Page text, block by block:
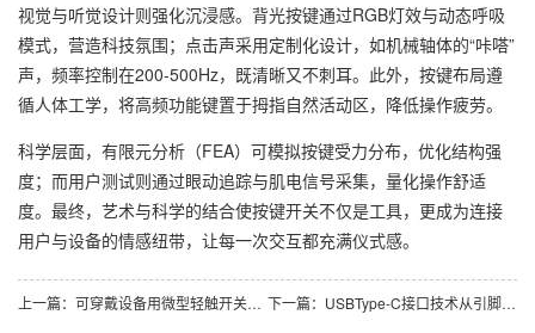
视觉与听觉设计则强化沉浸感。背光按键通过RGB灯效与动态呼吸
模式，营造科技氛围；点击声采用定制化设计，如机械轴体的“咔嗒”
声，频率控制在200-500Hz，既清晰又不刺耳。此外，按键布局遵
循人体工学，将高频功能键置于拇指自然活动区，降低操作疲劳。
科学层面，有限元分析（FEA）可模拟按键受力分布，优化结构强
度；而用户测试则通过眼动追踪与肌电信号采集，量化操作舒适
度。最终，艺术与科学的结合使按键开关不仅是工具，更成为连接
用户与设备的情感纽带，让每一次交互都充满仪式感。
上一篇：可穿戴设备用微型轻触开关的低行程设计优化 下一篇：USBType-C接口技术从引脚定义到协议实现的解析